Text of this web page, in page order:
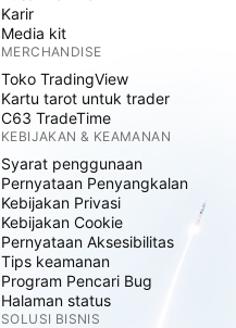
Karir
Media kit
MERCHANDISE
Toko TradingView
Kartu tarot untuk trader
C63 TradeTime
KEBIJAKAN & KEAMANAN
Syarat penggunaan
Pernyataan Penyangkalan
Kebijakan Privasi
Kebijakan Cookie
Pernyataan Aksesibilitas
Tips keamanan
Program Pencari Bug
Halaman status
SOLUSI BISNIS